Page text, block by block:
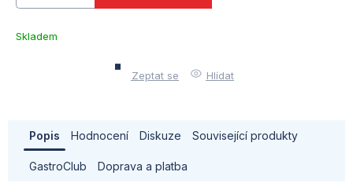
Skladem
Zeptat se Hlídat
Popis Hodnocení Diskuze Související produkty
GastroClub Doprava a platba